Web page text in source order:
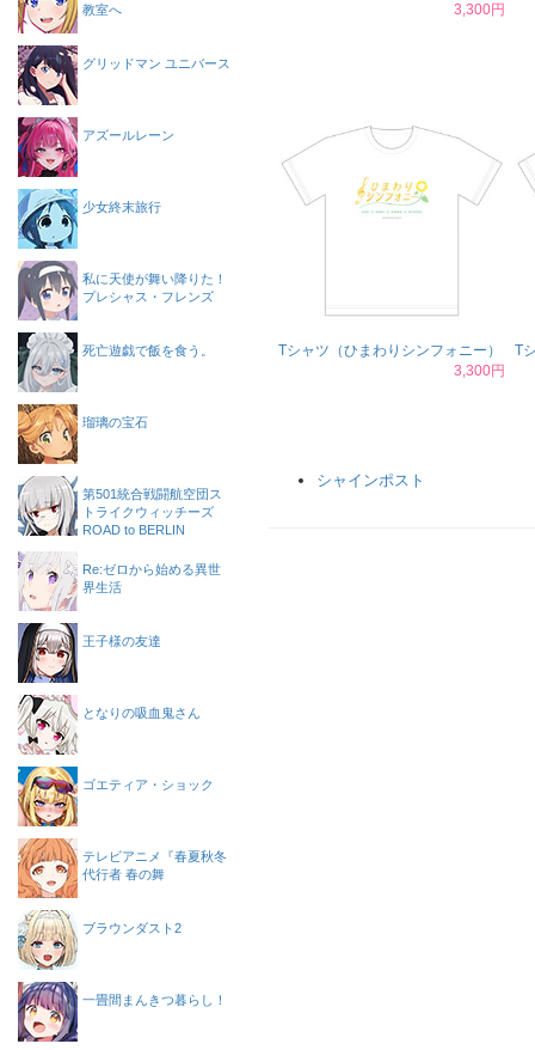
3,300円
Tシャツ（ひまわりシンフォニー）
3,300円
T
シャインポスト
教室へ
グリッドマン ユニバース
アズールレーン
少女終末旅行
私に天使が舞い降りた！
プレシャス・フレンズ
死亡遊戯で飯を食う。
瑠璃の宝石
第501統合戦闘航空団ス
トライクウィッチーズ
ROAD to BERLIN
Re:ゼロから始める異世
界生活
王子様の友達
となりの吸血鬼さん
ゴエティア・ショック
テレビアニメ『春夏秋冬
代行者 春の舞
ブラウンダスト2
一畳間まんきつ暮らし！